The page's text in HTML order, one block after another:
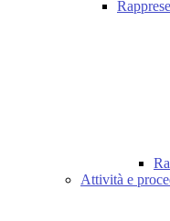
Attività e